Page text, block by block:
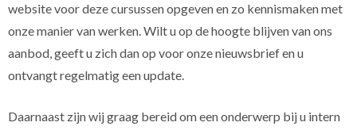
website voor deze cursussen opgeven en zo kennismaken met
onze manier van werken. Wilt u op de hoogte blijven van ons
aanbod, geeft u zich dan op voor onze nieuwsbrief en u
ontvangt regelmatig een update.
Daarnaast zijn wij graag bereid om een onderwerp bij u intern